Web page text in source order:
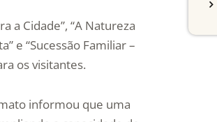
a Cidade”, “A Natureza
e “Sucessão Familiar –
os visitantes.
informou que uma